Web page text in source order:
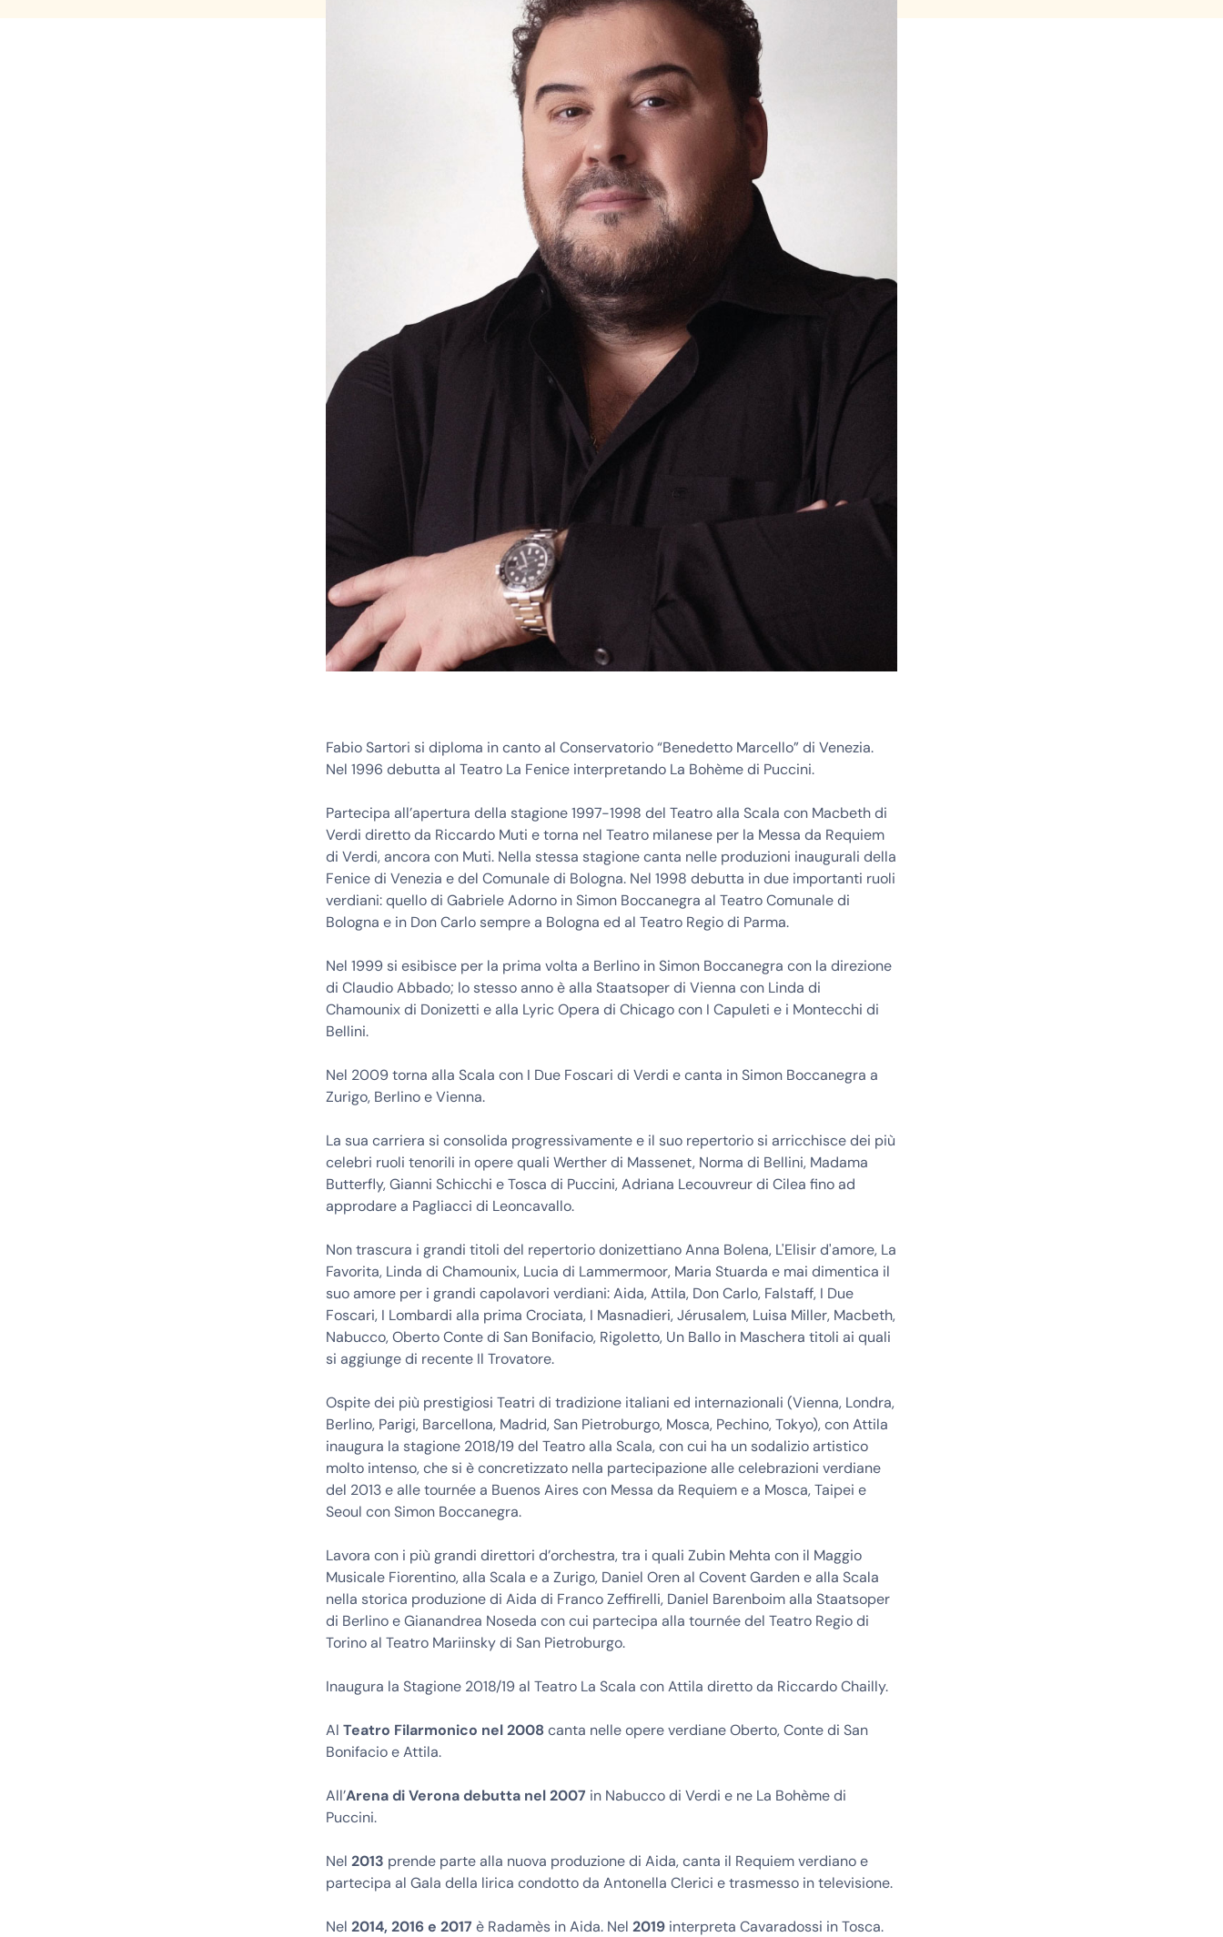
Fabio Sartori si diploma in canto al Conservatorio “Benedetto Marcello” di Venezia.
Nel 1996 debutta al Teatro La Fenice interpretando La Bohème di Puccini.
Partecipa all’apertura della stagione 1997-1998 del Teatro alla Scala con Macbeth di
Verdi diretto da Riccardo Muti e torna nel Teatro milanese per la Messa da Requiem
di Verdi, ancora con Muti. Nella stessa stagione canta nelle produzioni inaugurali della
Fenice di Venezia e del Comunale di Bologna. Nel 1998 debutta in due importanti ruoli
verdiani: quello di Gabriele Adorno in Simon Boccanegra al Teatro Comunale di
Bologna e in Don Carlo sempre a Bologna ed al Teatro Regio di Parma.
Nel 1999 si esibisce per la prima volta a Berlino in Simon Boccanegra con la direzione
di Claudio Abbado; lo stesso anno è alla Staatsoper di Vienna con Linda di
Chamounix di Donizetti e alla Lyric Opera di Chicago con I Capuleti e i Montecchi di
Bellini.
Nel 2009 torna alla Scala con I Due Foscari di Verdi e canta in Simon Boccanegra a
Zurigo, Berlino e Vienna.
La sua carriera si consolida progressivamente e il suo repertorio si arricchisce dei più
celebri ruoli tenorili in opere quali Werther di Massenet, Norma di Bellini, Madama
Butterfly, Gianni Schicchi e Tosca di Puccini, Adriana Lecouvreur di Cilea fino ad
approdare a Pagliacci di Leoncavallo.
Non trascura i grandi titoli del repertorio donizettiano Anna Bolena, L'Elisir d'amore, La
Favorita, Linda di Chamounix, Lucia di Lammermoor, Maria Stuarda e mai dimentica il
suo amore per i grandi capolavori verdiani: Aida, Attila, Don Carlo, Falstaff, I Due
Foscari, I Lombardi alla prima Crociata, I Masnadieri, Jérusalem, Luisa Miller, Macbeth,
Nabucco, Oberto Conte di San Bonifacio, Rigoletto, Un Ballo in Maschera titoli ai quali
si aggiunge di recente Il Trovatore.
Ospite dei più prestigiosi Teatri di tradizione italiani ed internazionali (Vienna, Londra,
Berlino, Parigi, Barcellona, Madrid, San Pietroburgo, Mosca, Pechino, Tokyo), con Attila
inaugura la stagione 2018/19 del Teatro alla Scala, con cui ha un sodalizio artistico
molto intenso, che si è concretizzato nella partecipazione alle celebrazioni verdiane
del 2013 e alle tournée a Buenos Aires con Messa da Requiem e a Mosca, Taipei e
Seoul con Simon Boccanegra.
Lavora con i più grandi direttori d’orchestra, tra i quali Zubin Mehta con il Maggio
Musicale Fiorentino, alla Scala e a Zurigo, Daniel Oren al Covent Garden e alla Scala
nella storica produzione di Aida di Franco Zeffirelli, Daniel Barenboim alla Staatsoper
di Berlino e Gianandrea Noseda con cui partecipa alla tournée del Teatro Regio di
Torino al Teatro Mariinsky di San Pietroburgo.
Inaugura la Stagione 2018/19 al Teatro La Scala con Attila diretto da Riccardo Chailly.
Al Teatro Filarmonico nel 2008 canta nelle opere verdiane Oberto, Conte di San
Bonifacio e Attila.
All’Arena di Verona debutta nel 2007 in Nabucco di Verdi e ne La Bohème di
Puccini.
Nel 2013 prende parte alla nuova produzione di Aida, canta il Requiem verdiano e
partecipa al Gala della lirica condotto da Antonella Clerici e trasmesso in televisione.
Nel 2014, 2016 e 2017 è Radamès in Aida. Nel 2019 interpreta Cavaradossi in Tosca.